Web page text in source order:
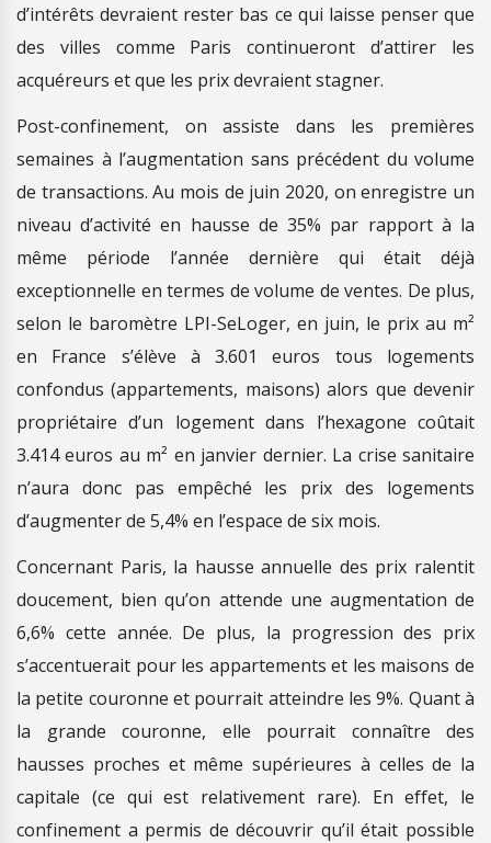
d’intérêts devraient rester bas ce qui laisse penser que
des villes comme Paris continueront d’attirer les
acquéreurs et que les prix devraient stagner.
Post-confinement, on assiste dans les premières
semaines à l’augmentation sans précédent du volume
de transactions. Au mois de juin 2020, on enregistre un
niveau d’activité en hausse de 35% par rapport à la
même période l’année dernière qui était déjà
exceptionnelle en termes de volume de ventes. De plus,
selon le baromètre LPI-SeLoger, en juin, le prix au m²
en France s’élève à 3.601 euros tous logements
confondus (appartements, maisons) alors que devenir
propriétaire d’un logement dans l’hexagone coûtait
3.414 euros au m² en janvier dernier. La crise sanitaire
n’aura donc pas empêché les prix des logements
d’augmenter de 5,4% en l’espace de six mois.
Concernant Paris, la hausse annuelle des prix ralentit
doucement, bien qu’on attende une augmentation de
6,6% cette année. De plus, la progression des prix
s’accentuerait pour les appartements et les maisons de
la petite couronne et pourrait atteindre les 9%. Quant à
la grande couronne, elle pourrait connaître des
hausses proches et même supérieures à celles de la
capitale (ce qui est relativement rare). En effet, le
confinement a permis de découvrir qu’il était possible